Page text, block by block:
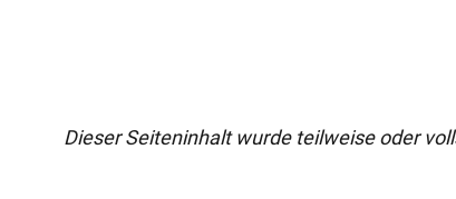
Dieser Seiteninhalt wurde teilweise oder